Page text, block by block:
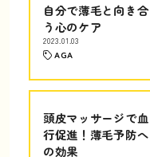
自分で薄毛と向き合
う心のケア
2023.01.03
AGA
頭皮マッサージで血
行促進！薄毛予防へ
の効果